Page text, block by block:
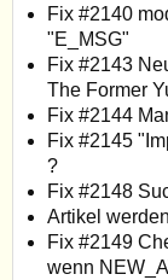
Fix #2140
"E_MSG"
Fix #2143
The Former
Fix #2144
Fix #2145
?
Fix #2148
Artikel
Fix #2149
wenn